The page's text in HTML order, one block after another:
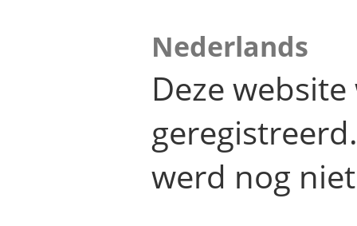
Nederlands
Deze
werd nog